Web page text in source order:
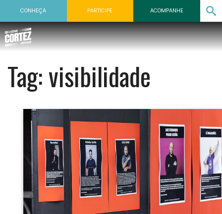
CONHEÇA PARTICIPE ACOMPANHE
Tag:visibilidade